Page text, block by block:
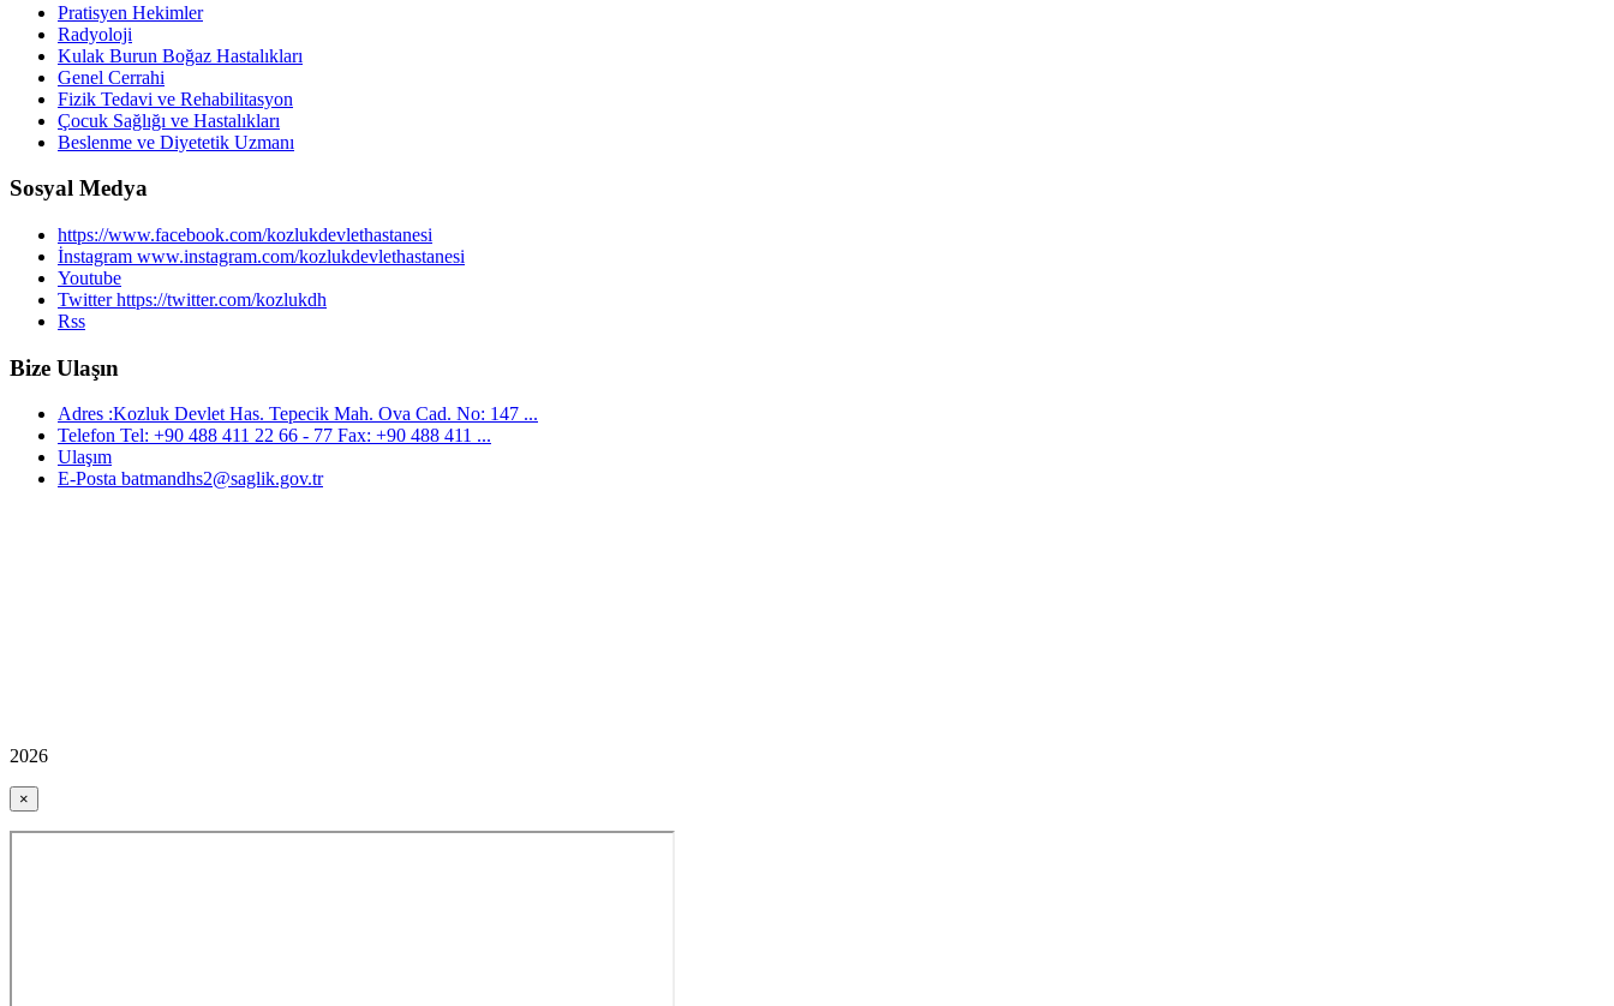
Pratisyen Hekimler
Radyoloji
Kulak Burun Boğaz Hastalıkları
Genel Cerrahi
Fizik Tedavi ve Rehabilitasyon
Çocuk Sağlığı ve Hastalıkları
Beslenme ve Diyetetik Uzmanı
Sosyal Medya
https://www.facebook.com/kozlukdevlethastanesi
İnstagram www.instagram.com/kozlukdevlethastanesi
Youtube
Twitter https://twitter.com/kozlukdh
Rss
Bize Ulaşın
Adres :Kozluk Devlet Has. Tepecik Mah. Ova Cad. No: 147 ...
Telefon Tel: +90 488 411 22 66 - 77 Fax: +90 488 411 ...
Ulaşım
E-Posta batmandhs2@saglik.gov.tr
2026
×